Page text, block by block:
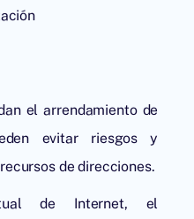
el arrendamiento de
evitar riesgos y
de direcciones.
de Internet, el